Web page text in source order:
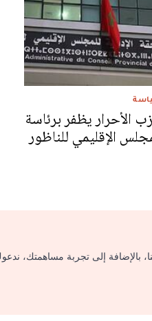
الأحرار يظفر برئاسة
الإقليمي للناظور
بالإضافة إلى تجربة مساهمتك،